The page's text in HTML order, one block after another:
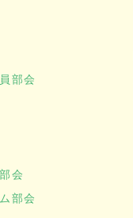
部会
会
部会